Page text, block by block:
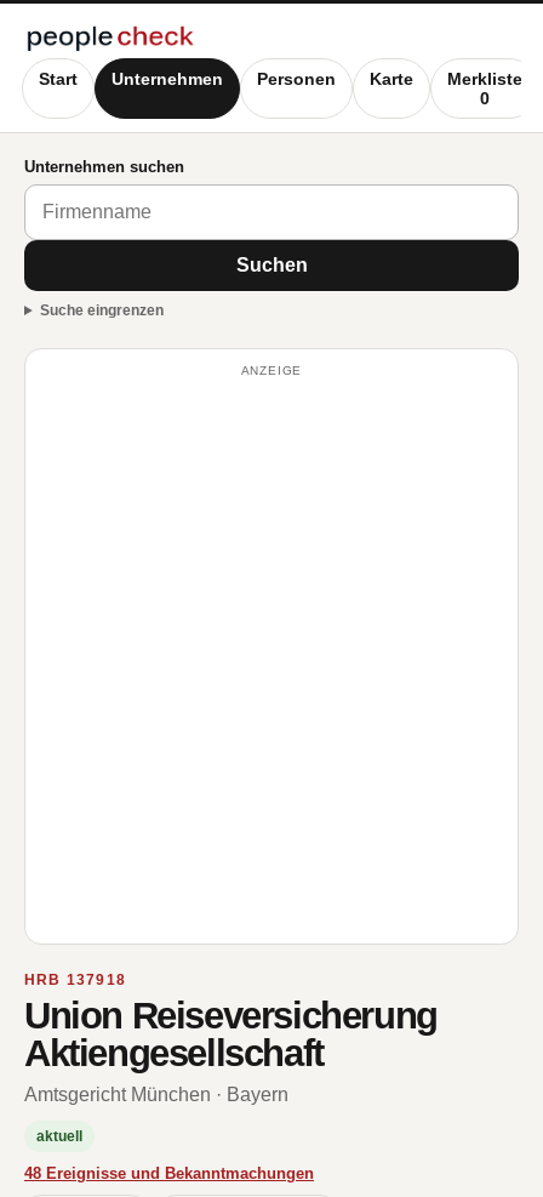
Start Unternehmen Personen Karte
Merkliste
0
Unternehmen suchen
Suchen
Suche eingrenzen
ANZEIGE
HRB 137918
Union Reiseversicherung
Aktiengesellschaft
Amtsgericht München · Bayern
aktuell
48 Ereignisse und Bekanntmachungen